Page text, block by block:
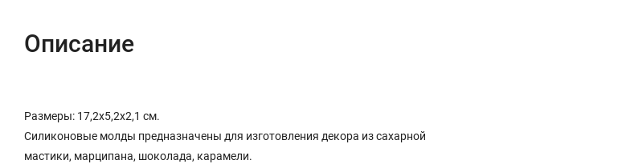
Описание
Размеры: 17,2x5,2x2,1 см.
Силиконовые молды предназначены для изготовления декора из сахарной
мастики, марципана, шоколада, карамели.